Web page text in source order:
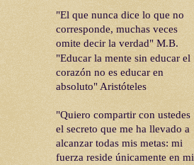
"El que nunca dice lo que no
corresponde, muchas veces
omite decir la verdad" M.B.
"Educar la mente sin educar el
corazón no es educar en
absoluto" Aristóteles
"Quiero compartir con ustedes
el secreto que me ha llevado a
alcanzar todas mis metas: mi
fuerza reside únicamente en mi